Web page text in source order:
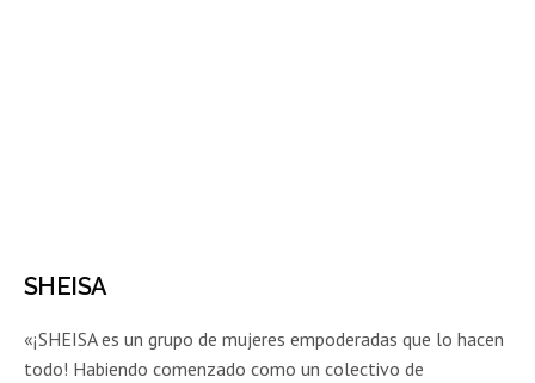
SHEISA
«¡SHEISA es un grupo de mujeres empoderadas que lo hacen
todo! Habiendo comenzado como un colectivo de